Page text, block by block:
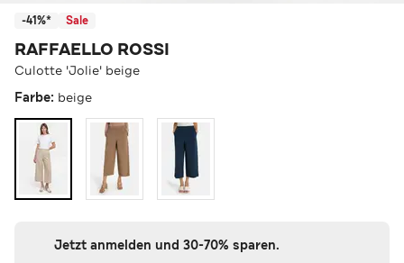
-41%* Sale
RAFFAELLO ROSSI
Culotte 'Jolie' beige
Farbe: beige
Jetzt anmelden und 30-70% sparen.